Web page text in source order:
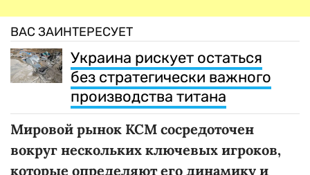
ВАС ЗАИНТЕРЕСУЕТ
Украина рискует остаться
без стратегически важного
производства титана
Мировой рынок КСМ сосредоточен
вокруг нескольких ключевых игроков,
которые определяют его динамику и